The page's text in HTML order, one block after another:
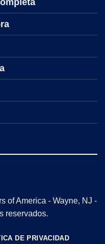
of America - Wayne, NJ -
reservados.
DE PRIVACIDAD